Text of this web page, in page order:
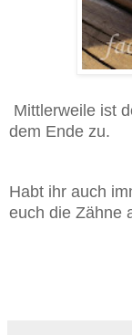
Mittlerweile ist
dem Ende zu.
Habt ihr auch
euch die Zähne